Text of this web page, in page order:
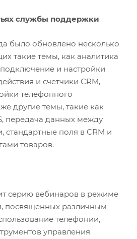
службы поддержки
было обновлено несколько
такие темы, как аналитика
и настройки
и счетчики CRM,
телефонного
другие темы, такие как
передача данных между
стандартные поля в CRM и
товаров.
серию вебинаров в режиме
посвященных различным
телефонии,
управления